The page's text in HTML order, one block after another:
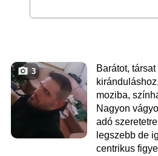
3
Barátot,
moziba,
Nagyon
adó
legszebb de
centrikus